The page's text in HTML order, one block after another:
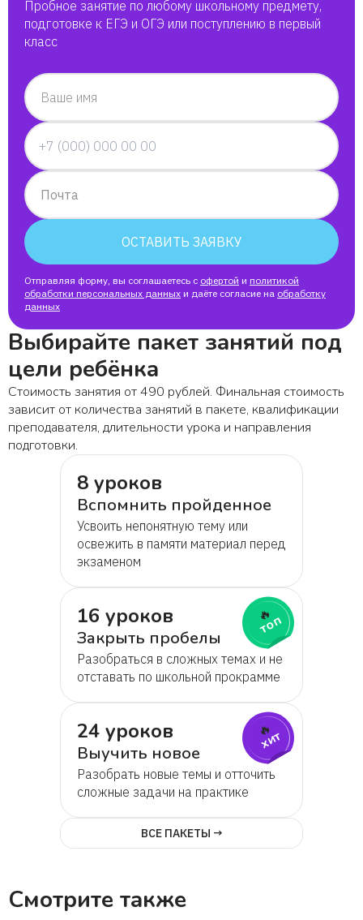
Пробное занятие по любому школьному предмету,
подготовке к ЕГЭ и ОГЭ или поступлению в первый
класс
Ваше имя
Почта
ОСТАВИТЬ ЗАЯВКУ
Отправляя форму, вы соглашаетесь с офертой и политикой
обработки персональных данных и даёте согласие на обработку
данных
Выбирайте пакет занятий под
цели ребёнка
Стоимость занятия от 490 рублей. Финальная стоимость
зависит от количества занятий в пакете, квалификации
преподавателя, длительности урока и направления
подготовки.
8 уроков
Вспомнить пройденное
Усвоить непонятную тему или
освежить в памяти материал перед
экзаменом
16 уроков
Закрыть пробелы
Разобраться в сложных темах и не
отставать по школьной прокрамме
🔥
топ
24 уроков
Выучить новое
Разобрать новые темы и отточить
сложные задачи на практике
🔥
хит
ВСЕ ПАКЕТЫ →
Смотрите также